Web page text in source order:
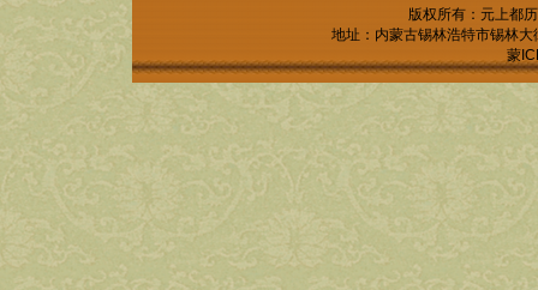
版权所有：元上都
地址：内蒙古锡林浩特市锡林
蒙